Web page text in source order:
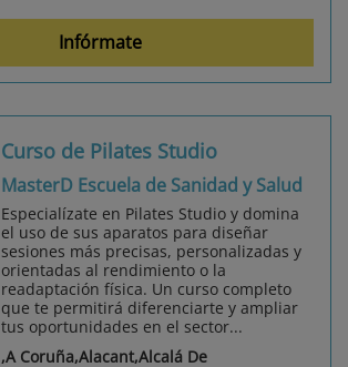
Infórmate
Curso de Pilates Studio
MasterD Escuela de Sanidad y Salud
Especialízate en Pilates Studio y domina
el uso de sus aparatos para diseñar
sesiones más precisas, personalizadas y
orientadas al rendimiento o la
readaptación física. Un curso completo
que te permitirá diferenciarte y ampliar
tus oportunidades en el sector...
,A Coruña,Alacant,Alcalá De